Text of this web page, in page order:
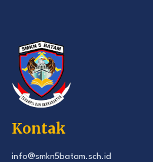
Kontak
info@smkn5batam.sch.id